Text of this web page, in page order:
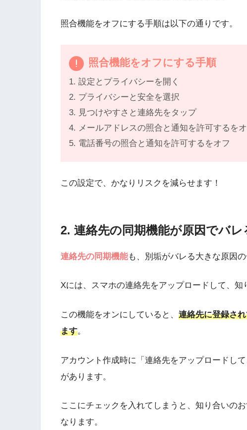
照合機能をオフにする手順は以下の通りです。
照合機能をオフにする手順
1. 設定とプライバシーを開く
2. プライバシーと安全を選択
3. 見つけやすさと連絡先をタップ
4. メールアドレスの照合と通知を許可するを
5. 電話番号の照合と通知を許可するをオフ
この設定で、かなりリスクを減らせます！
2. 連絡先の同期機能が原因でバレ
連絡先の同期機能も、別垢がバレる大きな原因の
Xには、スマホの連絡先をアップロードして、知
この機能をオンにしていると、 連絡先に登録さ
ます。
アカウント作成時に「連絡先をアップロードし
があります。
ここにチェックを入れてしまうと、知り合いの
なります。